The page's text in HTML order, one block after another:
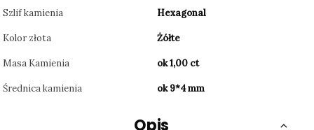
Szlif kamienia Hexagonal
Kolor złota Żółte
Masa Kamienia ok 1,00 ct
Średnica kamienia ok 9*4 mm